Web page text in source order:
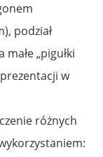
podział
„pigułki
w
różnych